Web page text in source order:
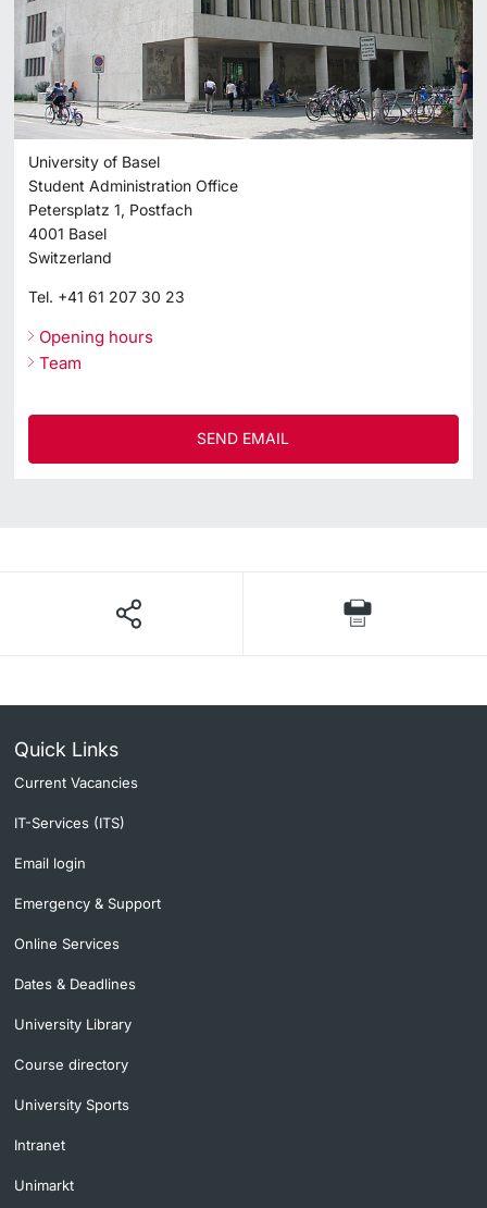
University of Basel
Student Administration Office
Petersplatz 1, Postfach
4001 Basel
Switzerland
Tel. +41 61 207 30 23
Opening hours
Team
SEND EMAIL
Quick Links
Current Vacancies
IT-Services (ITS)
Email login
Emergency & Support
Online Services
Dates & Deadlines
University Library
Course directory
University Sports
Intranet
Unimarkt